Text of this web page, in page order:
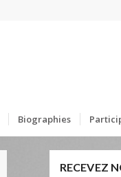
Biographies
RECEVEZ